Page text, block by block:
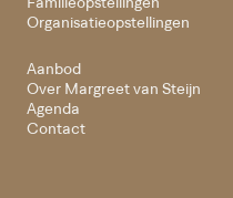
Familieopstellingen
Organisatieopstellingen
Aanbod
Over Margreet van Steijn
Agenda
Contact